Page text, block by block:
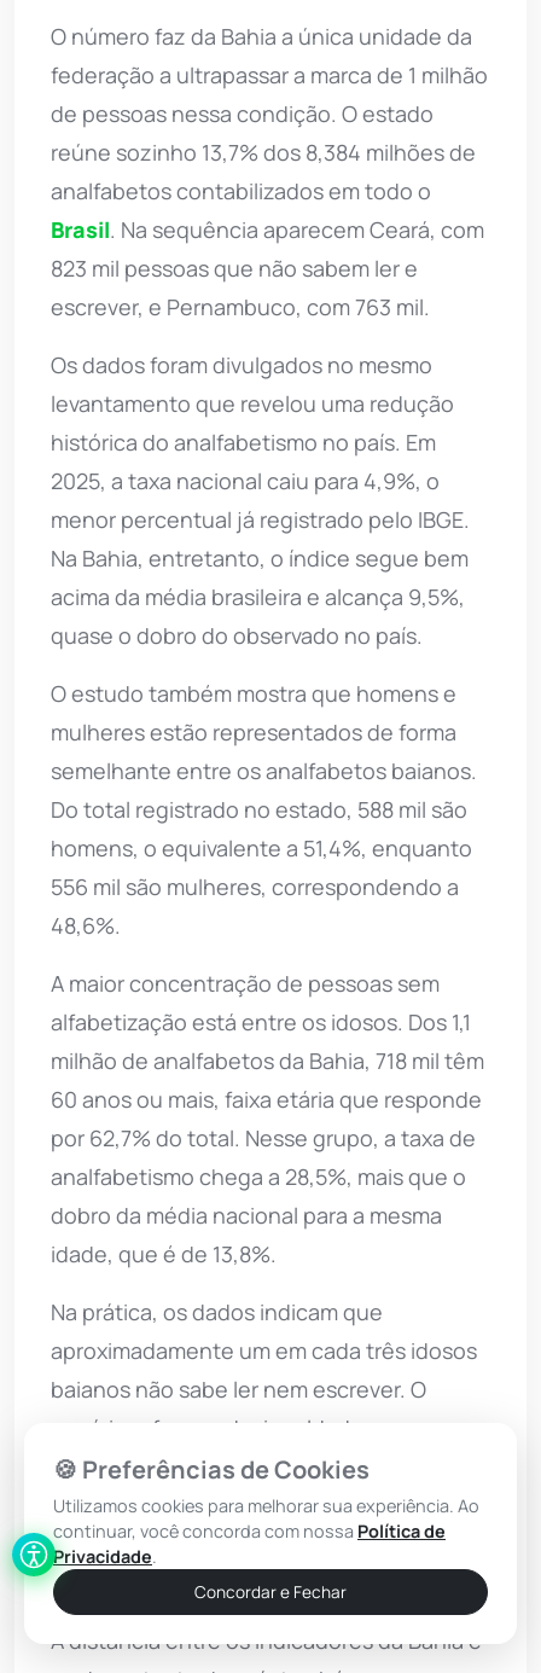
O número faz da Bahia a única unidade da
federação a ultrapassar a marca de 1 milhão
de pessoas nessa condição. O estado
reúne sozinho 13,7% dos 8,384 milhões de
analfabetos contabilizados em todo o
Brasil. Na sequência aparecem Ceará, com
823 mil pessoas que não sabem ler e
escrever, e Pernambuco, com 763 mil.
Os dados foram divulgados no mesmo
levantamento que revelou uma redução
histórica do analfabetismo no país. Em
2025, a taxa nacional caiu para 4,9%, o
menor percentual já registrado pelo IBGE.
Na Bahia, entretanto, o índice segue bem
acima da média brasileira e alcança 9,5%,
quase o dobro do observado no país.
O estudo também mostra que homens e
mulheres estão representados de forma
semelhante entre os analfabetos baianos.
Do total registrado no estado, 588 mil são
homens, o equivalente a 51,4%, enquanto
556 mil são mulheres, correspondendo a
48,6%.
A maior concentração de pessoas sem
alfabetização está entre os idosos. Dos 1,1
milhão de analfabetos da Bahia, 718 mil têm
60 anos ou mais, faixa etária que responde
por 62,7% do total. Nesse grupo, a taxa de
analfabetismo chega a 28,5%, mais que o
dobro da média nacional para a mesma
idade, que é de 13,8%.
Na prática, os dados indicam que
aproximadamente um em cada três idosos
baianos não sabe ler nem escrever. O
cenário reforça a desigualdade
educacional acumulada ao longo das
últimas décadas e evidencia o peso do
analfabetismo entre as gerações mais
velhas.
A distância entre os indicadores da Bahia e
🍪 Preferências de Cookies
Utilizamos cookies para melhorar sua experiência. Ao
continuar, você concorda com nossa Política de
Privacidade.
Concordar e Fechar